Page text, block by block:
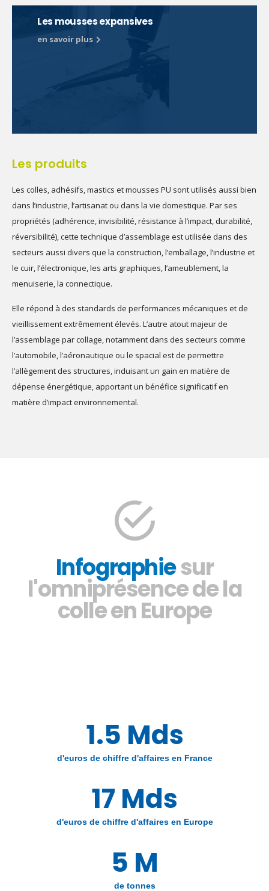
Les mousses expansives
en savoir plus
Les produits
Les colles, adhésifs, mastics et mousses PU sont utilisés aussi bien
dans l’industrie, l’artisanat ou dans la vie domestique. Par ses
propriétés (adhérence, invisibilité, résistance à l’impact, durabilité,
réversibilité), cette technique d’assemblage est utilisée dans des
secteurs aussi divers que la construction, l’emballage, l’industrie et
le cuir, l’électronique, les arts graphiques, l’ameublement, la
menuiserie, la connectique.
Elle répond à des standards de performances mécaniques et de
vieillissement extrêmement élevés. L’autre atout majeur de
l’assemblage par collage, notamment dans des secteurs comme
l’automobile, l’aéronautique ou le spacial est de permettre
l’allègement des structures, induisant un gain en matière de
dépense énergétique, apportant un bénéfice significatif en
matière d’impact environnemental.
Infographiesur
l'omniprésence de la
colle en Europe
1.5 Mds
d'euros de chiffre d'affaires en France
17 Mds
d'euros de chiffre d'affaires en Europe
5 M
de tonnes